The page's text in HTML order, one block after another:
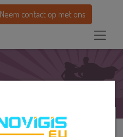
Neem contact op met ons